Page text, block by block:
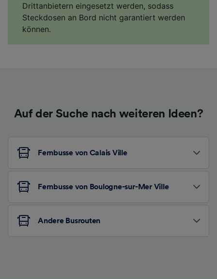
Drittanbietern eingesetzt werden, sodass
Steckdosen an Bord nicht garantiert werden
können.
Auf der Suche nach weiteren Ideen?
Fernbusse von Calais Ville
Fernbusse von Boulogne-sur-Mer Ville
Andere Busrouten